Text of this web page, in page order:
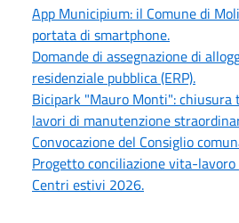
App Municipium: il Comune di
portata di smartphone.
Domande di assegnazione di
residenziale pubblica (ERP).
Bicipark "Mauro Monti": chiusura
lavori di manutenzione
Convocazione del Consiglio
Progetto conciliazione vita-
Centri estivi 2026.